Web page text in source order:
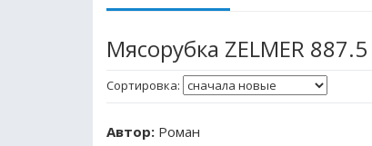
Мясорубка ZELMER
Сортировка:
Автор: Роман